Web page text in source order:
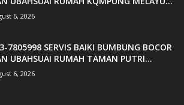
6, 2026
7805998 SERVIS BAIKI BUMBUNG BOCOR
UBAHSUAI RUMAH TAMAN PUTRI...
6, 2026